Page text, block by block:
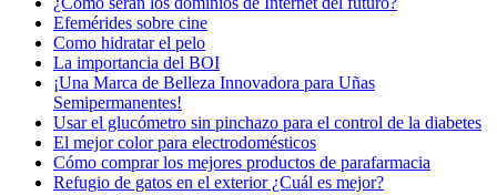
Efemérides sobre cine
Сomo hidratar el pelo
La importancia del BOI
¡Una Marca de Belleza Innovadora para Uñas
Semipermanentes!
Usar el glucómetro sin pinchazo para el control de la diabetes
El mejor color para electrodomésticos
Cómo comprar los mejores productos de parafarmacia
Refugio de gatos en el exterior ¿Cuál es mejor?